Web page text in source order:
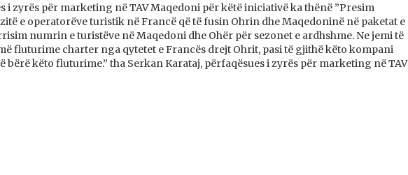
i zyrës për marketing në TAV Maqedoni për këtë iniciativë ka thënë ”Presim
e operatorëve turistik në Francë që të fusin Ohrin dhe Maqedoninë në paketat e
numrin e turistëve në Maqedoni dhe Ohër për sezonet e ardhshme. Ne jemi të
fluturime charter nga qytetet e Francës drejt Ohrit, pasi të gjithë këto kompani
bërë këto fluturime.” tha Serkan Karataj, përfaqësues i zyrës për marketing në TAV